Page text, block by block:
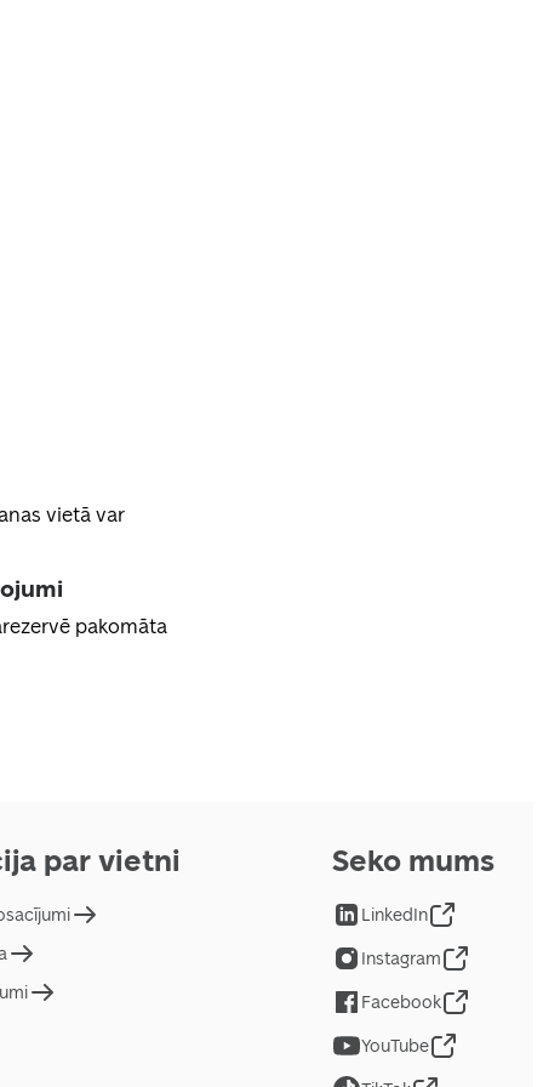
vietā var
pakomāta
par vietni Seko mums
LinkedIn
Instagram
Facebook
YouTube